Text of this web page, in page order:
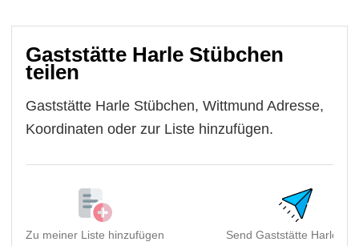
Gaststätte Harle Stübchen
teilen
Gaststätte Harle Stübchen, Wittmund Adresse,
Koordinaten oder zur Liste hinzufügen.
Zu meiner Liste hinzufügen Send Gaststätte Harle